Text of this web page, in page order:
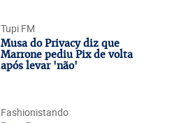
Tupi FM
Musa do Privacy diz que
Marrone pediu Pix de volta
após levar 'não'
Fashionistando